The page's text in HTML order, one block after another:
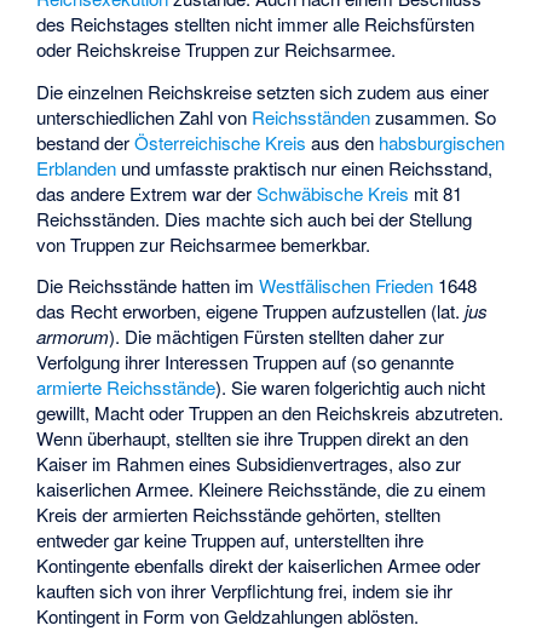
des Reichstages stellten nicht immer alle Reichsfürsten
oder Reichskreise Truppen zur Reichsarmee.
Die einzelnen Reichskreise setzten sich zudem aus einer
unterschiedlichen Zahl von Reichsständenzusammen. So
bestand derÖsterreichische Kreis aus den habsburgischen
Erblanden und umfasste praktisch nur einen Reichsstand,
das andere Extrem war derSchwäbische Kreis mit 81
Reichsständen. Dies machte sich auch bei der Stellung
von Truppen zur Reichsarmee bemerkbar.
Die Reichsstände hatten imWestfälischen Frieden 1648
das Recht erworben, eigene Truppen aufzustellen (lat.jus
armorum). Die mächtigen Fürsten stellten daher zur
Verfolgung ihrer Interessen Truppen auf (so genannte
armierte Reichsstände). Sie waren folgerichtig auch nicht
gewillt, Macht oder Truppen an den Reichskreis abzutreten.
Wenn überhaupt, stellten sie ihre Truppen direkt an den
Kaiser im Rahmen einesSubsidienvertrages, also zur
kaiserlichen Armee. Kleinere Reichsstände, die zu einem
Kreis der armierten Reichsstände gehörten, stellten
entweder gar keine Truppen auf, unterstellten ihre
Kontingente ebenfalls direkt der kaiserlichen Armee oder
kauften sich von ihrer Verpflichtung frei, indem sie ihr
Kontingent in Form von Geldzahlungen ablösten.